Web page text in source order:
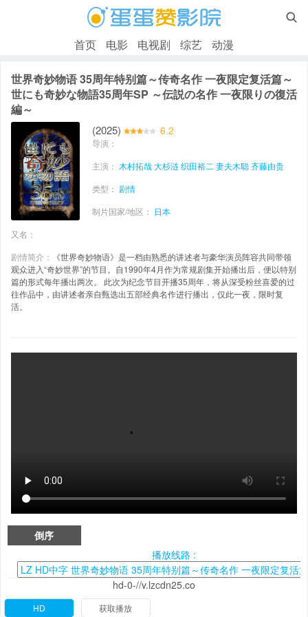

首页 电影 电视剧 综艺 动漫
世界奇妙物语 35周年特别篇～传奇名作 一夜限定复活篇～
世にも奇妙な物語35周年SP ～伝説の名作 一夜限りの復活
編～
(2025) 6.2
导演：
主演： 木村拓哉大杉涟织田裕二 妻夫木聪齐藤由贵
类型： 剧情
制片国家/地区： 日本
又名：
剧情简介：
《世界奇妙物语》是一档由熟悉的讲述者与豪华演员阵容共同带领
观众进入“奇妙世界”的节目。自1990年4月作为常规剧集开始播出后，便以特别
篇的形式每年播出两次。 此次为纪念节目开播35周年，将从深受粉丝喜爱的过
往作品中，由讲述者亲自甄选出五部经典名作进行播出，仅此一夜，限时复
活。
倒序
播放线路 :
hd-0-//v.lzcdn25.co
HD 获取播放